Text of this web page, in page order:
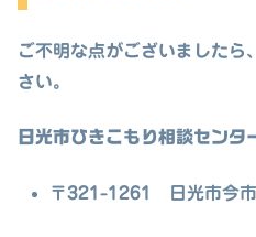
ご不明な点がございましたら
さい。
日光市ひきこもり相談センタ
〒321-1261 日光市今市